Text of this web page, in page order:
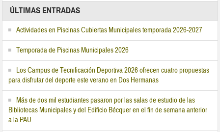
ÚLTIMAS ENTRADAS
Actividades en Piscinas Cubiertas Municipales temporada 2026-2027
Temporada de Piscinas Municipales 2026
Los Campus de Tecnificación Deportiva 2026 ofrecen cuatro propuestas
para disfrutar del deporte este verano en Dos Hermanas
Más de dos mil estudiantes pasaron por las salas de estudio de las
Bibliotecas Municipales y del Edificio Bécquer en el fin de semana anterior
a la PAU